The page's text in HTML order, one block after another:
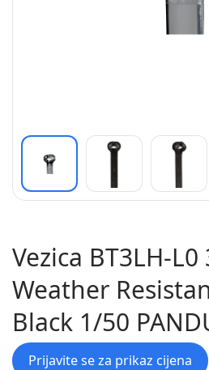
Vezica BT3LH-
Weather
Black 1/50
Prijavite se za prikaz cijena